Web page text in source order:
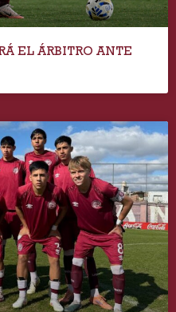
EL ÁRBITRO ANTE